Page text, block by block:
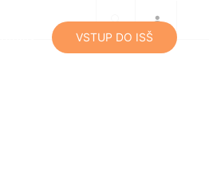
VSTUP DO ISŠ